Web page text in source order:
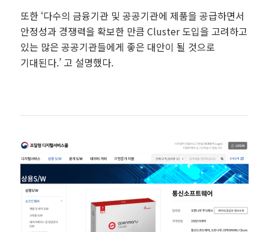
또한 ‘다수의 금융기관 및 공공기관에 제품을 공급하면서
안정성과 경쟁력을 확보한 만큼 Cluster 도입을 고려하고
있는 많은 공공기관들에게 좋은 대안이 될 것으로
기대된다.’ 고 설명했다.